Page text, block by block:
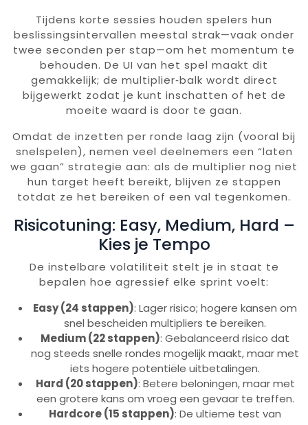
Tijdens korte sessies houden spelers hun
beslissingsintervallen meestal strak—vaak onder
twee seconden per stap—om het momentum te
behouden. De UI van het spel maakt dit
gemakkelijk; de multiplier‑balk wordt direct
bijgewerkt zodat je kunt inschatten of het de
moeite waard is door te gaan.
Omdat de inzetten per ronde laag zijn (vooral bij
snelspelen), nemen veel deelnemers een “laten
we gaan” strategie aan: als de multiplier nog niet
hun target heeft bereikt, blijven ze stappen
totdat ze het bereiken of een val tegenkomen.
Risicotuning: Easy, Medium, Hard –
Kies je Tempo
De instelbare volatiliteit stelt je in staat te
bepalen hoe agressief elke sprint voelt:
Easy (24 stappen): Lager risico; hogere kansen om
snel bescheiden multipliers te bereiken.
Medium (22 stappen): Gebalanceerd risico dat
nog steeds snelle rondes mogelijk maakt, maar met
iets hogere potentiële uitbetalingen.
Hard (20 stappen): Betere beloningen, maar met
een grotere kans om vroeg een gevaar te treffen.
Hardcore (15 stappen): De ultieme test van